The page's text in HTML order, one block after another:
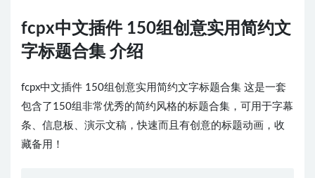
fcpx中文插件 150组创意实用简约文
字标题合集 介绍
fcpx中文插件 150组创意实用简约文字标题合集 这是一套
包含了150组非常优秀的简约风格的标题合集，可用于字幕
条、信息板、演示文稿，快速而且有创意的标题动画，收
藏备用！